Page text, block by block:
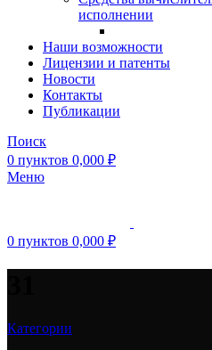
исполнении
Наши возможности
Лицензии и патенты
Новости
Контакты
Публикации
Поиск
0 пунктов 0,000 ₽
Меню
0 пунктов 0,000 ₽
Категории